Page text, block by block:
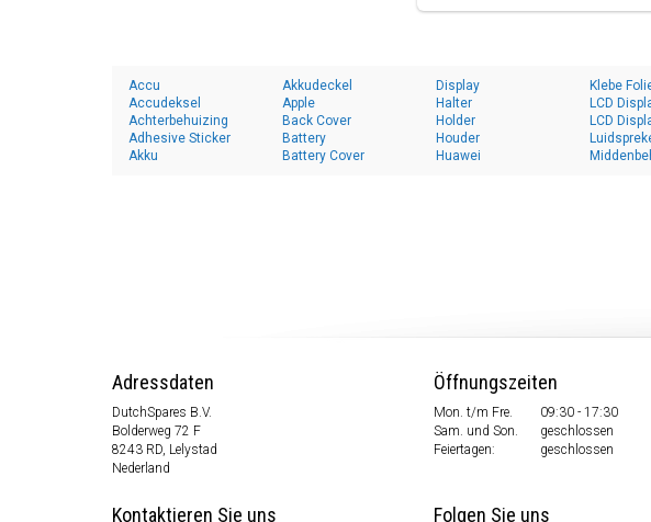
Accu
Accudeksel
Achterbehuizing
Adhesive Sticker
Akku
Akkudeckel
Apple
Back Cover
Battery
Battery Cover
Display
Halter
Holder
Houder
Huawei
Klebe
LCD
LCD
Adressdaten
DutchSpares B.V.
Bolderweg 72 F
8243 RD, Lelystad
Nederland
Kontaktieren Sie uns
Öffnungszeiten
Mon. t/m Fre.
09:30 - 17:30
Sam. und Son.
geschlossen
Feiertagen:
geschlossen
Folgen Sie uns